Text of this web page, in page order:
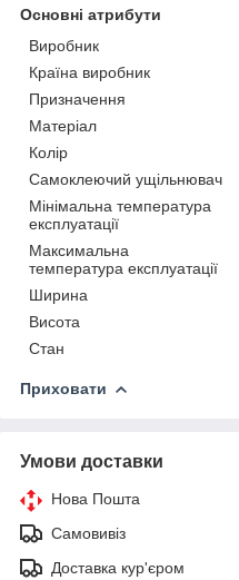
Основні атрибути
Виробник
Країна виробник
Призначення
Матеріал
Колір
Самоклеючий ущільнювач
Мінімальна температура
експлуатації
Максимальна
температура експлуатації
Ширина
Висота
Стан
Приховати
Умови доставки
Нова Пошта
Самовивіз
Доставка кур'єром